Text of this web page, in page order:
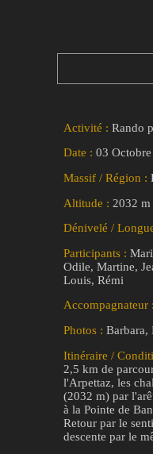
Activité : Rando
Date : 03
Massif / Région :
Altitude : 2032 m
Dénivelé /
Participants :
Odile, Martine,
Louis, Rémi
Accompagnateur :
Photos : Barbara,
Itinéraire /
2,5 km de
l'Arpettaz, les
(2032 m) par
à la Pointe de
Retour par le
descente par le